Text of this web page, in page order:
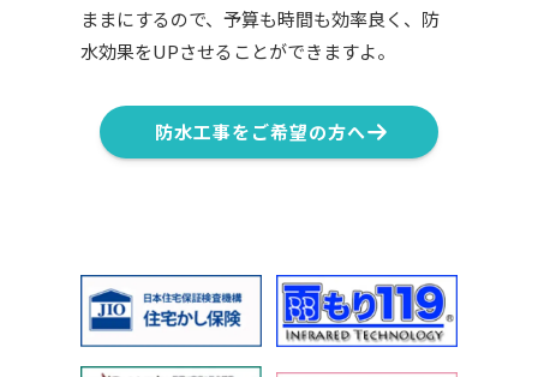
ままにするので、予算も時間も効率良く、防
水効果をUPさせることができますよ。
防水工事をご希望の方へ